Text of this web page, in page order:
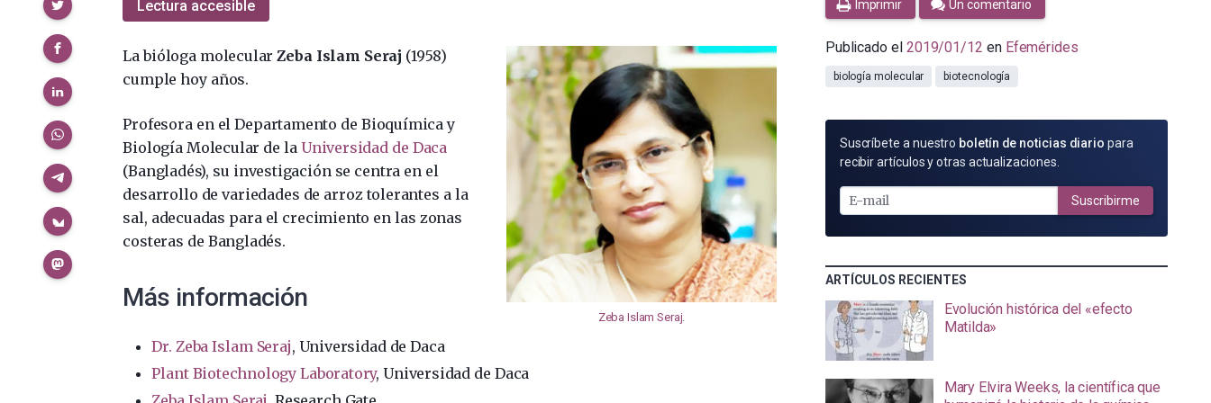
Lectura accesible
Zeba Islam Seraj.
La bióloga molecularZeba Islam Seraj (1958)
cumple hoy años.
Profesora en el Departamento de Bioquímica y
Biología Molecular de la Universidad de Daca
(Bangladés), su investigación se centra en el
desarrollo de variedades de arroz tolerantes a la
sal, adecuadas para el crecimiento en las zonas
costeras de Bangladés.
Más información
Dr. Zeba Islam Seraj, Universidad de Daca
Plant Biotechnology Laboratory, Universidad de Daca
Imprimir Un comentario
Publicado el 2019/01/12 en Efemérides
biología molecular biotecnología
SUSCRÍBETE
POR
MAIL
Suscríbete a nuestro boletín de noticias diario para
recibir artículos y otras actualizaciones.
Suscribirme
ARTÍCULOS RECIENTES
Evolución histórica del «efecto
Matilda»
Mary Elvira Weeks, la científica que